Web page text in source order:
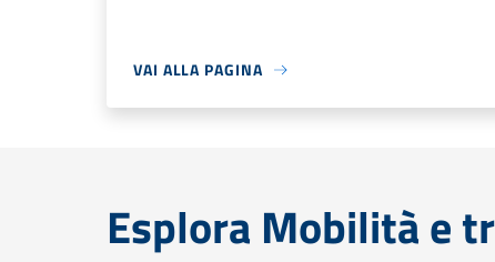
VAI ALLA PAGINA
Esplora Mobilità e